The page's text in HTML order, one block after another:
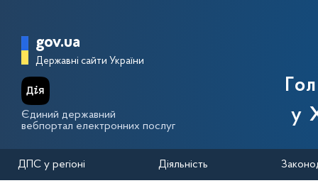
Головна сторінка Державної
gov.ua
Державні сайти України
Єдиний державний
вебпортал електронних послуг
у
ДПС у регіоні Діяльність